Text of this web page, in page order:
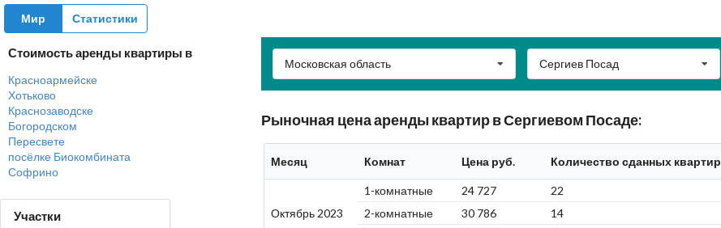
Мир Статистики
Стоимость аренды квартиры в
Красноармейске
Хотьково
Краснозаводске
Богородском
Пересвете
посёлке Биокомбината
Софрино
Участки
Московская область Сергиев Посад
Рыночная цена аренды квартир в Сергиевом Посаде:
Месяц Комнат Цена руб. Количество сданных квартир
Октябрь 2023
1-комнатные 24 727
22
2-комнатные
30 786
14